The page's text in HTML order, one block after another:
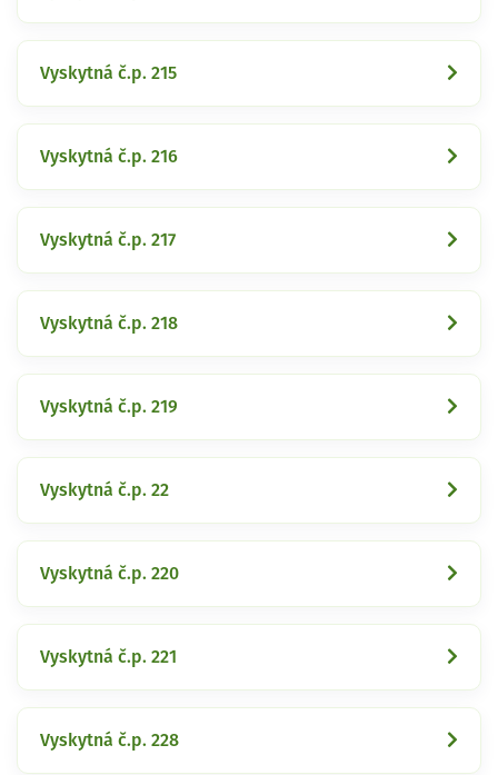
Vyskytná č.p. 215
Vyskytná č.p. 216
Vyskytná č.p. 217
Vyskytná č.p. 218
Vyskytná č.p. 219
Vyskytná č.p. 22
Vyskytná č.p. 220
Vyskytná č.p. 221
Vyskytná č.p. 228